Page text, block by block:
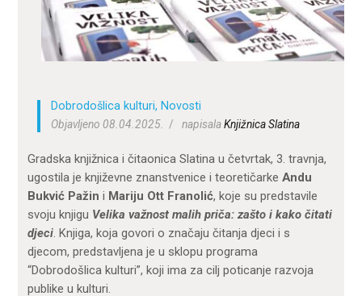
DOKUMENTI
KONTAKT
Dobrodošlica kulturi, Novosti
Objavljeno 08.04.2025.
napisalaKnjižnica Slatina
Gradska knjižnica i čitaonica Slatina u četvrtak, 3. travnja,
ugostila je književne znanstvenice i teoretičarkeAndu
Bukvić Pažin i Mariju Ott Franolić, koje su predstavile
svoju knjigu Velika važnost malih priča: zašto i kako čitati
djeci. Knjiga, koja govori o značaju čitanja djeci i s
djecom, predstavljena je u sklopu programa
“Dobrodošlica kulturi”, koji ima za cilj poticanje razvoja
publike u kulturi.